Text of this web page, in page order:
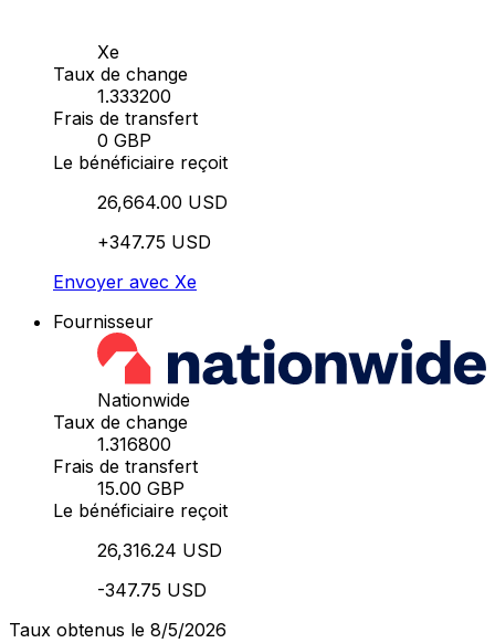
Xe
Taux de change
1.333200
Frais de transfert
0 GBP
Le bénéficiaire reçoit
26,664.00 USD
+347.75 USD
Envoyer avec Xe
Fournisseur
Nationwide
Taux de change
1.316800
Frais de transfert
15.00 GBP
Le bénéficiaire reçoit
26,316.24 USD
-347.75 USD
Taux obtenus le 8/5/2026